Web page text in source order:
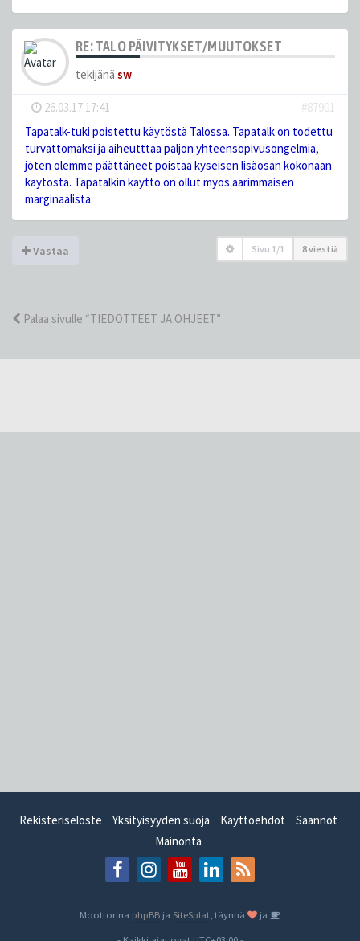
RE: TALO PÄIVITYKSET/MUUTOKSET
tekijänä sw
- 26.03.17 17:41
#87901
Tapatalk-tuki poistettu käytöstä Talossa. Tapatalk on todettu
turvattomaksi ja aiheutttaa paljon yhteensopivusongelmia,
joten olemme päättäneet poistaa kyseisen lisäosan kokonaan
käytöstä. Tapatalkin käyttö on ollut myös äärimmäisen
marginaalista.
Vastaa Sivu 1 /1 8 viestiä
Palaa sivulle “TIEDOTTEET JA OHJEET”
Rekisteriseloste Yksityisyyden suoja Käyttöehdot
Säännöt
Mainonta
Moottorina phpBB ja SiteSplat , täynnä
ja